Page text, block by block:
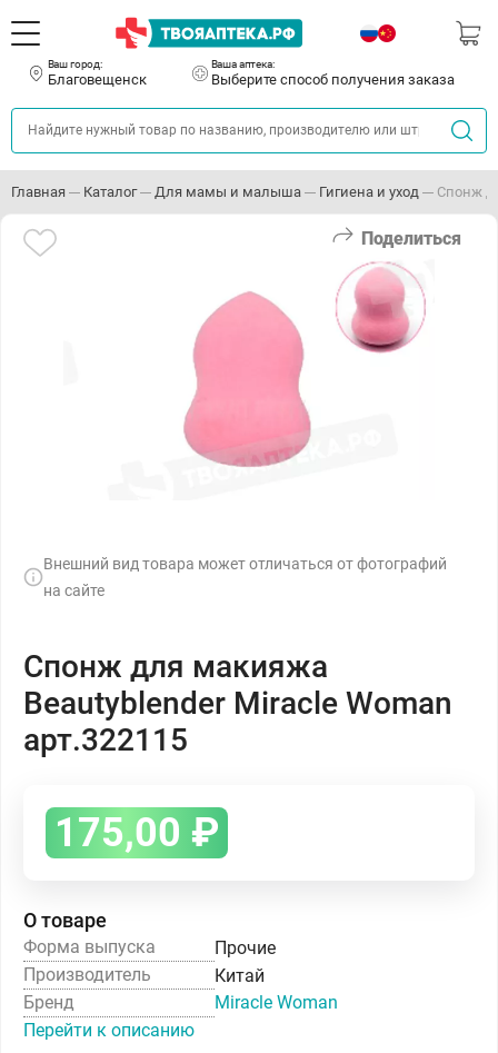
Ваш город:
Благовещенск
Ваша аптека:
Выберите способ получения заказа
Главная Каталог Для мамы и малыша Гигиена и уход Спонж
Поделиться
Внешний вид товара может отличаться от фотографий
на сайте
Спонж для макияжа
Beautyblender Miracle Woman
арт.322115
175,00 ₽
О товаре
Форма выпуска
Прочие
Производитель
Китай
Бренд
Miracle Woman
Перейти к описанию